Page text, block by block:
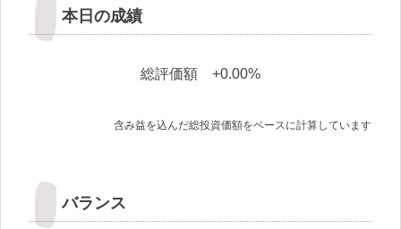
本日の成績
総評価額 +0.00%
含み益を込んだ総投資価額をベースに計算しています
バランス